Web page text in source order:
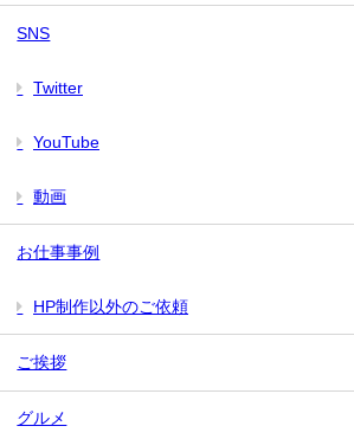
SNS
Twitter
YouTube
動画
お仕事事例
HP制作以外のご依頼
ご挨拶
グルメ